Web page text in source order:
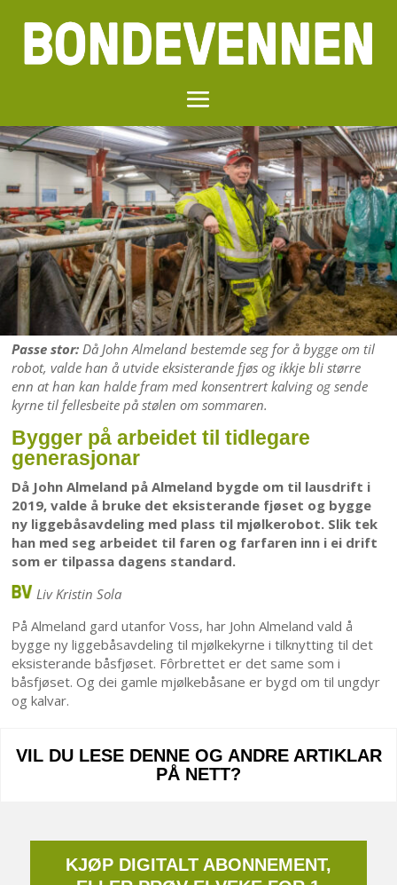
Passe stor: Då John Almeland bestemde seg for å bygge om til
robot, valde han å utvide eksisterande fjøs og ikkje bli større
enn at han kan halde fram med konsentrert kalving og sende
kyrne til fellesbeite på stølen om sommaren.
Bygger på arbeidet til tidlegare
generasjonar
Då John Almeland på Almeland bygde om til lausdrift i
2019, valde å bruke det eksisterande fjøset og bygge
ny liggebåsavdeling med plass til mjølkerobot. Slik tek
han med seg arbeidet til faren og farfaren inn i ei drift
som er tilpassa dagens standard.
Liv Kristin Sola
På Almeland gard utanfor Voss, har John Almeland vald å
bygge ny liggebåsavdeling til mjølkekyrne i tilknytting til det
eksisterande båsfjøset. Fôrbrettet er det same som i
båsfjøset. Og dei gamle mjølkebåsane er bygd om til ungdyr
og kalvar.
VIL DU LESE DENNE OG ANDRE ARTIKLAR
PÅ NETT?
KJØP DIGITALT ABONNEMENT,